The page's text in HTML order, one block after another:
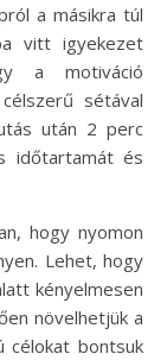
a másikra túl
vitt igyekezet
a motiváció
sétával
után 2 perc
időtartamát és
hogy nyomon
Lehet, hogy
kényelmesen
növelhetjük a
célokat bontsuk